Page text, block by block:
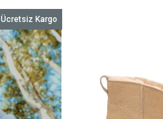
Ücretsiz Kargo